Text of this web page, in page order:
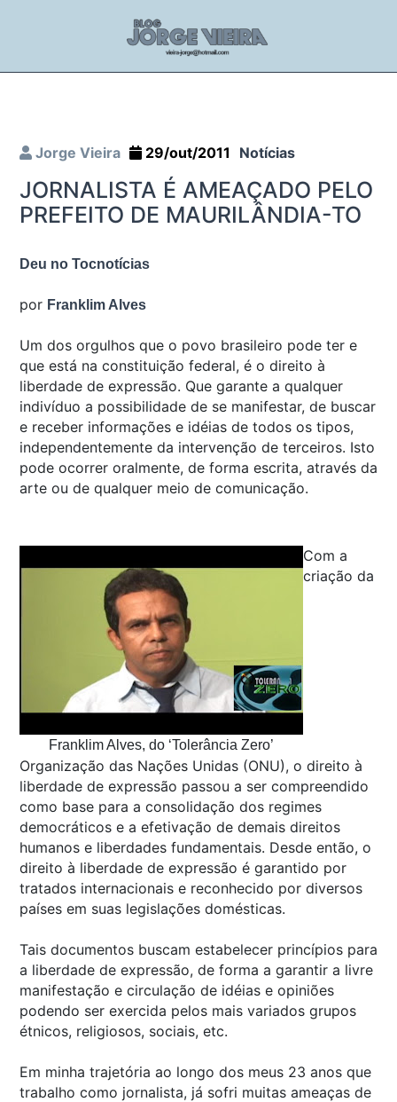
Jorge Vieira 29/out/2011 Notícias
JORNALISTA É AMEAÇADO PELO
PREFEITO DE MAURILÂNDIA-TO
Deu no Tocnotícias
por Franklim Alves
Um dos orgulhos que o povo brasileiro pode ter e
que está na constituição federal, é o direito à
liberdade de expressão. Que garante a qualquer
indivíduo a possibilidade de se manifestar, de buscar
e receber informações e idéias de todos os tipos,
independentemente da intervenção de terceiros. Isto
pode ocorrer oralmente, de forma escrita, através da
arte ou de qualquer meio de comunicação.
Franklim Alves, do ‘Tolerância Zero’
Com a
criação da
Organização das Nações Unidas (ONU), o direito à
liberdade de expressão passou a ser compreendido
como base para a consolidação dos regimes
democráticos e a efetivação de demais direitos
humanos e liberdades fundamentais. Desde então, o
direito à liberdade de expressão é garantido por
tratados internacionais e reconhecido por diversos
países em suas legislações domésticas.
Tais documentos buscam estabelecer princípios para
a liberdade de expressão, de forma a garantir a livre
manifestação e circulação de idéias e opiniões
podendo ser exercida pelos mais variados grupos
étnicos, religiosos, sociais, etc.
Em minha trajetória ao longo dos meus 23 anos que
trabalho como jornalista, já sofri muitas ameaças de